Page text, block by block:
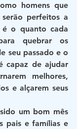
homens que
perfeitos a
é o quanto cada
quebrar os
seu passado e o
capaz de ajudar
melhores,
e alçarem seus
um bom mês
pais e famílias e